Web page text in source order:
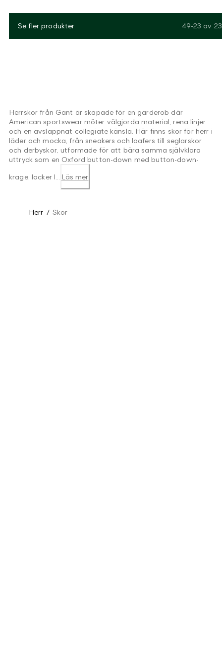
Se fler produkter 49-23 av 23
Herrskor från Gant är skapade för en garderob där
American sportswear möter välgjorda material, rena linjer
och en avslappnat collegiate känsla. Här finns skor för herr i
läder och mocka, från sneakers och loafers till seglarskor
och derbyskor, utformade för att bära samma självklara
uttryck som en Oxford button-down med button-down-
krage, locker l... Läs mer
Herr / Skor